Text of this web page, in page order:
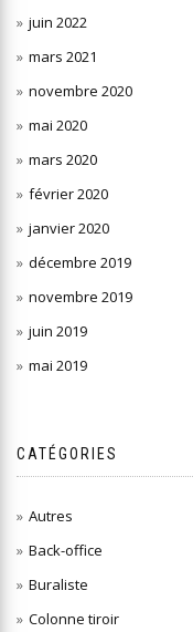
juin 2022
mars 2021
novembre 2020
mai 2020
mars 2020
février 2020
janvier 2020
décembre 2019
novembre 2019
juin 2019
mai 2019
CATÉGORIES
Autres
Back-office
Buraliste
Colonne tiroir